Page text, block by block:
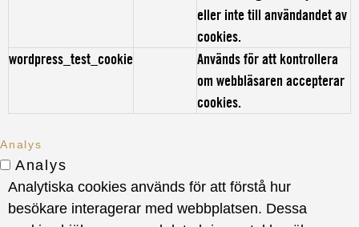
eller inte till användandet av
cookies.
wordpress_test_cookie
Används för att kontrollera
om webbläsaren accepterar
cookies.
Analys
Analys
Analytiska cookies används för att förstå hur
besökare interagerar med webbplatsen. Dessa